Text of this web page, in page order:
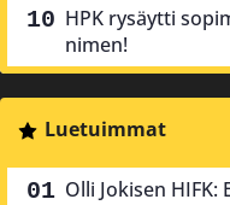
HPK rysäytti
nimen!
Luetuimmat
Olli Jokisen HIFK: